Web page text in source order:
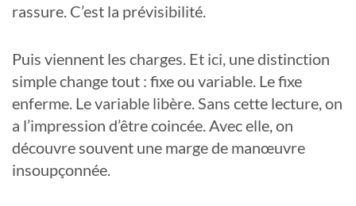
rassure. C’est la prévisibilité.
Puis viennent les charges. Et ici, une distinction
simple change tout : fixe ou variable. Le fixe
enferme. Le variable libère. Sans cette lecture, on
a l’impression d’être coincée. Avec elle, on
découvre souvent une marge de manœuvre
insoupçonnée.